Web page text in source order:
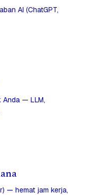
AI (ChatGPT,
Anda — LLM,
— hemat jam kerja,